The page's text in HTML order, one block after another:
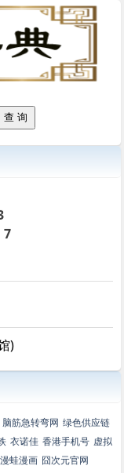
7
)
脑筋急转弯网 绿色供应链
衣诺佳 香港手机号 虚拟
漫蛙漫画 囧次元官网